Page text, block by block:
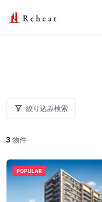
絞り込み検索
3 物件
POPULAR